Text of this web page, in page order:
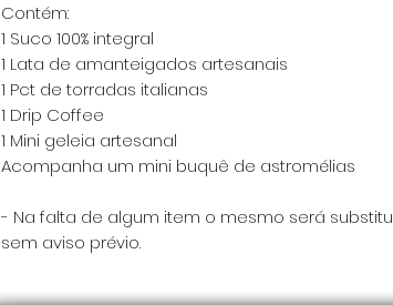
Contém:
1 Suco 100% integral
1 Lata de amanteigados artesanais
1 Pct de torradas italianas
1 Drip Coffee
1 Mini geleia artesanal
Acompanha um mini buquê de astromélias
- Na falta de algum item o mesmo será
sem aviso prévio.